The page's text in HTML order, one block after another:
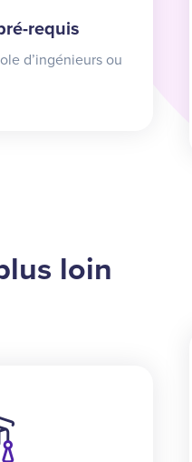
requis
d’ingénieurs ou
loin